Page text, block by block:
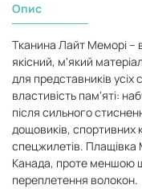
Опис
Тканина Лайт Меморі –
якісний, м'який
для представників усіх
властивість пам'яті:
після сильного
дощовиків, спортивних
спецжилетів.
Канада, проте меншою
переплетення волокон.